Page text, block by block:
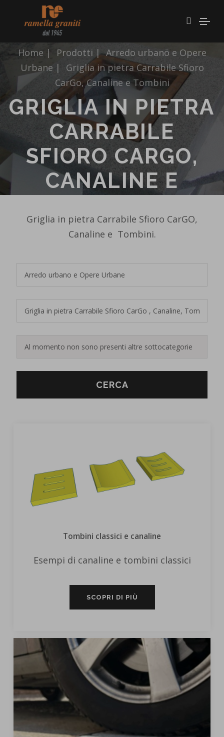
Home | Prodotti | Arredo urbano e Opere
Urbane |
Griglia in pietra Carrabile Sfioro
CarGo, Canaline e Tombini
GRIGLIA IN PIETRA
CARRABILE
SFIORO CARGO,
CANALINE E
Griglia in pietra Carrabile Sfioro CarGO,
Canaline e Tombini.
CERCA
Tombini classici e canaline
Esempi di canaline e tombini classici
SCOPRI DI PIÙ